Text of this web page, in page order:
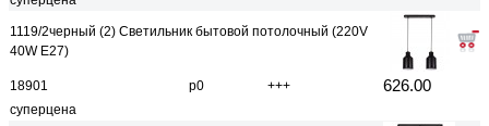
1119/2черный (2) Светильник бытовой потолочный (220V
40W E27)
18901 р0 +++ 626.00
суперцена